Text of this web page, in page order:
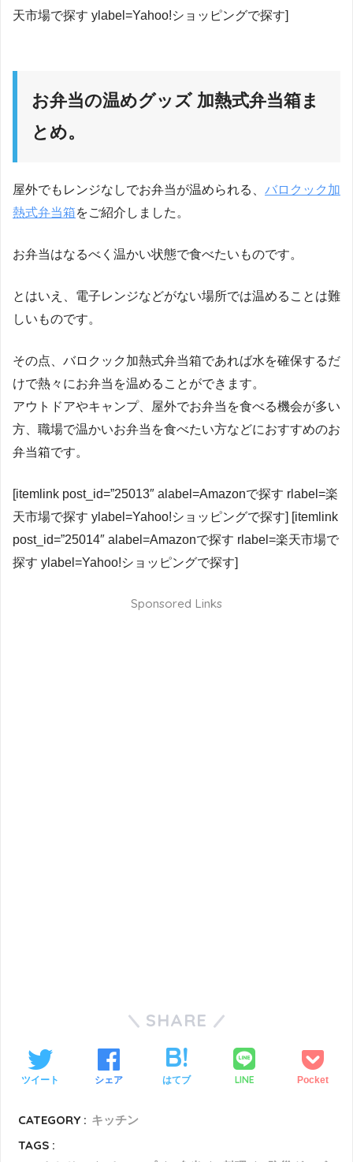
天市場で探す ylabel=Yahoo!ショッピングで探す]
お弁当の温めグッズ 加熱式弁当箱ま
とめ。
屋外でもレンジなしでお弁当が温められる、 バロクック加
熱式弁当箱をご紹介しました。
お弁当はなるべく温かい状態で食べたいものです。
とはいえ、電子レンジなどがない場所では温めることは難
しいものです。
その点、バロクック加熱式弁当箱であれば水を確保するだ
けで熱々にお弁当を温めることができます。
アウトドアやキャンプ、屋外でお弁当を食べる機会が多い
方、職場で温かいお弁当を食べたい方などにおすすめのお
弁当箱です。
[itemlink post_id=”25013″ alabel=Amazonで探す rlabel=楽
天市場で探す ylabel=Yahoo!ショッピングで探す] [itemlink
post_id=”25014″ alabel=Amazonで探す rlabel=楽天市場で
探す ylabel=Yahoo!ショッピングで探す]
Sponsored Links
SHARE
ツイート シェア はてブ LINE Pocket
CATEGORY : キッチン
TAGS :